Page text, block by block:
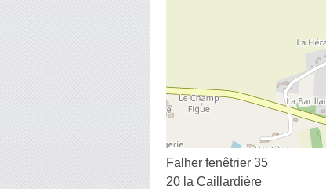
Falher fenêtrier 35
20 la Caillardière